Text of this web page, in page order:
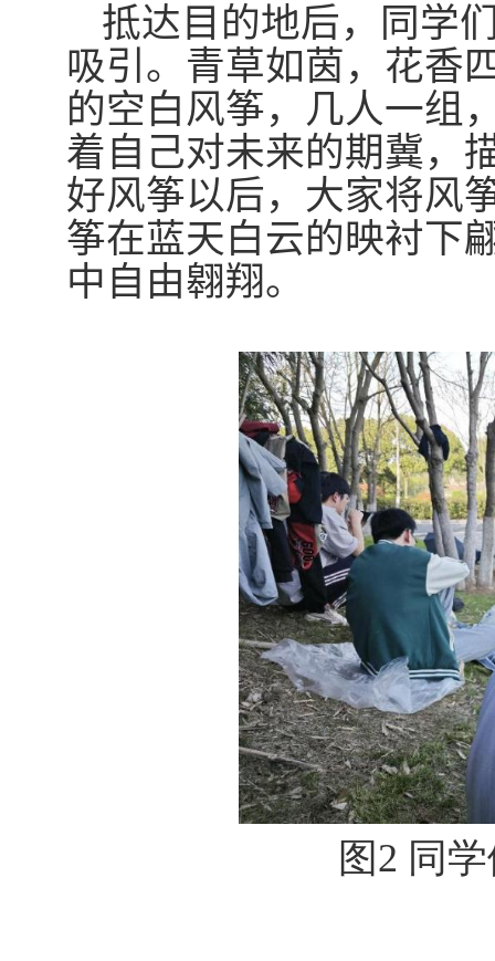
抵达目的地后，同学
吸引。青草如茵，花香
的空白风筝， 几人一组
着自己对未来的期冀，
好风筝以后，大家将风
筝在蓝天白云的映衬下
中自由翱翔。
图 2 同